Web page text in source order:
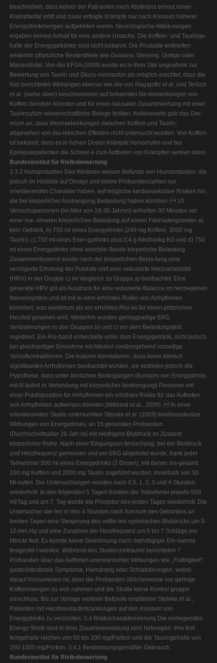
beschreiben, dass keiner der Pati-enten nach Abstinenz erneut einen
Krampfanfal erlitt und zuvor erfolgte Krämpfe nur nach Konsum höherer
Energydrinkmengen aufgetreten waren. Neurologische Abklä-rungen
ergaben keinen Anhalt für eine andere Ursache. Die Koffein- und Tauringe-
halte der Energygetränke sind nicht bekannt. Die Produkte enthielten
weiterhin pflanzliche Bestandteile wie Guarana, Ginseng, Ginkgo oder
Mariendistel. Von der EFSA (2009) wurde es in ihrer Stel ungnahme zur
Bewertung von Taurin und Glucu-ronolacton als möglich erachtet, dass die
hier berichteten Wirkungen ebenso wie die von Nagajothi et al. und Terlizzi
et al. (siehe oben) beschriebenen auf bekannten Ne-benwirkungen von
Koffein beruhen könnten und für einen kausalen Zusammenhang mit einer
Taurinzufuhr wissenschaftliche Belege fehlten. Andererseits gab das Gre-
mium an, dass Wechselwirkungen zwischen Koffein und Taurin,
abgesehen von diu-retischen Effekten nicht untersucht wurden. Von Koffein
ist bekannt, dass es in hohen Dosen Krämpfe hervorrufen und bei
Epilepsiepatienten die Schwel e zum Auftreten von Krämpfen senken kann.
Bundesinstitut für Risikobewertung
3.3.2 Humanstudien Des Weiteren weisen Befunde von Humanstudien, die
jedoch im Hinblick auf Design und kleine Probandenzahlen nur
orientierenden Charakter haben, auf mögliche kardiovaskuläre Risiken hin,
die bei körperlicher Anstrengung Bedeutung haben könnten:  10
Versuchspersonen (im Alter von 19-30 Jahren) erhielten 30 Minuten vor
einer ma- ximalen körperlichen Belastung auf einem Fahrradergometer a)
kein Getränk, b) 750 ml eines Energydrinks (240 mg Koffein, 3000 mg
Taurin), c) 750 ml eines Ener-gydrinks plus 0,4 g Alkohol/kg KG und d) 750
ml eines Energydrinks ohne anschlie-ßende körperliche Belastung.
Zusammenfassend wurde nach der körperlichen Belas-tung eine
verzögerte Erholung der Pulsrate und eine reduzierte Herzvariabilität
(HRV) in der Gruppe c) im Vergleich zu Gruppe a) beobachtet. Eine
gesenkte HRV gilt als Ausdruck für eine reduzierte Balance im herzeigenen
Nervensystem und ist mit ei-nem erhöhten Risiko von Arrhythmien
korreliert, was wiederum als ein erhöhtes Risi-ko für einen plötzlichen
Herztod gesehen wird. Weiterhin wurden geringgradige EKG
Veränderungen in den Gruppen b) und c) vor dem Belastungstest
registriert. Ein Pro-band entwickelte unter dem Energygetränk, nicht jedoch
bei gleichzeitiger Einnahme mit Alkohol vorübergehend vorzeitige
Vorhofkontraktionen. Die Autoren konstatieren, dass keine klinisch
signifikanten Arrhythmien beobachtet wurden, sie vertreten jedoch die
Hypothese, dass unter ähnlichen Bedingungen (Konsum von Energydrinks
mit Al-kohol in Verbindung mit körperlicher Anstrengung) Personen mit
einer Prädisposition für Arrhythmien ein erhöhtes Risiko für das Auftreten
von Arrhythmien aufweisen könnten (Wiklund et al., 2009).  In einer
orientierenden Studie untersuchten Steinke et al. (2009) kardiovaskuläre
Wirkungen von Energydrinks, an 15 gesunden Probanden
(Durchschnittsalter 26 Jah-re) mit niedrigem Blutdruck im Zustand
körperlicher Ruhe. Nach einer Eingangsun-tersuchung, bei der Blutdruck
und Herzfrequenz gemessen und ein EKG abgeleitet wurde, trank jeder
Teilnehmer 500 ml eines Energydrinks (2 Dosen), mit denen ins-gesamt
160 mg Koffein und 2000 mg Taurin zugeführt wurden, innerhalb von 30
Mi-nuten. Die Untersuchungen wurden nach 0,5, 1, 2, 3 und 4 Stunden
wiederholt. In den folgenden 5 Tagen tranken die Teilnehmer jeweils 500
ml/Tag und am 7. Tag wurde die Prozedur des ersten Tages wiederholt. Die
Untersucher stel ten in den 4 Stunden nach Konsum des Getränkes an
beiden Tagen eine Steigerung des mittle-ren systolischen Blutdrucks um 9-
10 mm Hg und eine Zunahme der Herzfrequenz um 5 bis 7 Schläge pro
Minute fest. Es konnte keine Gewöhnung nach mehrtägiger Ein-nahme
festgestel t werden. Während des Studienzeitraums berichteten 7
Probanden über das Auftreten unerwünschter Wirkungen wie „Flattrigkeit",
gastrointestinale Symptome, Harndrang oder Schlafstörungen, wobei
darauf hinzuweisen ist, dass die Probanden üblicherweise nur geringe
Koffeinmengen zu sich nahmen und die Studie keine Kontrol gruppe
einschloss. Bis zur Vorlage weiterer Befunde empfahlen Steinke et al.,
Patienten mit Herzkreislauferkrankungen auf den Konsum von
Energydrinks zu verzichten. 3.4 Risikocharakterisierung Die vorliegenden
Energy Shots sind in ihrer Zusammensetzung sehr heterogen. Ihre Kof-
feingehalte reichen von 50 bis 200 mg/Portion und die Tauringehalte von
200-1000 mg/Portion. 3.4.1 Bestimmungsgemäßer Gebrauch
Bundesinstitut für Risikobewertung